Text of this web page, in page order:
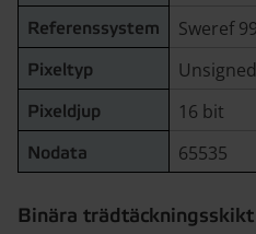
Referenssystem Sweref
Pixeltyp
Pixeldjup 16 bit
Nodata 65535
Binära trädtäckningsskikt